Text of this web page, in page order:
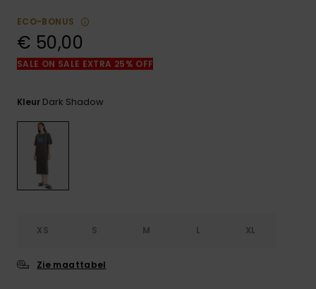
bekijken
ECO-BONUS
€ 50,00
SALE ON SALE EXTRA 25% OFF
Kleur Dark Shadow
XS S M L XL
Zie maattabel